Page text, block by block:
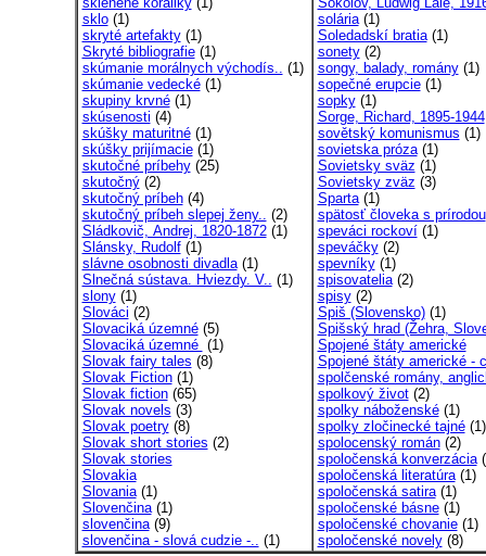
sklo(1)
skryté artefakty(1)
Skryté bibliografie(1)
skúmanie morálnych východís.. (1)
skúmanie vedecké(1)
skupiny krvné(1)
skúsenosti (4)
skúšky maturitné(1)
skúšky prijímacie(1)
skutočné príbehy(25)
skutočný(2)
skutočný príbeh(4)
skutočný príbeh slepej ženy.. (2)
Sládkovič, Andrej, 1820-1872(1)
Slánsky, Rudolf(1)
slávne osobnosti divadla(1)
Slnečná sústava. Hviezdy. V.. (1)
slony(1)
Slováci (2)
Slovaciká územné(5)
Slovaciká územné (1)
Slovak fairy tales (8)
Slovak Fiction(1)
Slovak fiction(65)
Slovak novels (3)
Slovak poetry(8)
Slovak short stories (2)
Slovak stories
Slovakia
Slovania(1)
Slovenčina(1)
slovenčina(9)
slovenčina - slová cudzie -.. (1)
solária(1)
Soledadskí bratia(1)
sonety(2)
songy, balady, romány(1)
sopečné erupcie(1)
sopky(1)
Sorge, Richard, 1895-1944
sovětský komunismus (1)
sovietska próza(1)
Sovietsky sväz (1)
Sovietsky zväz (3)
Sparta(1)
spätosť človeka s prírodou
speváci rockoví(1)
speváčky(2)
spevníky(1)
spisovatelia(2)
spisy(2)
Spiš (Slovensko)(1)
Spišský hrad (Žehra,
Spojené štáty americké
Spojené štáty americké -
spolčenské romány,
spolkový život(2)
spolky náboženské(1)
spolky zločinecké tajné(1)
spolocenský román(2)
spoločenská konverzácia
spoločenská literatúra(1)
spoločenská satira(1)
spoločenské básne(1)
spoločenské chovanie(1)
spoločenské novely(8)